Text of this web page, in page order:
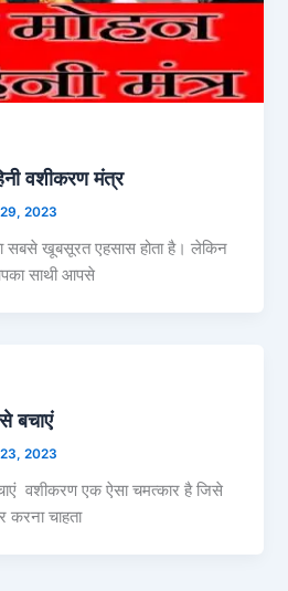
वशीकरण मंत्र
2023
सबसे खूबसूरत एहसास होता है। लेकिन
साथी आपसे
बचाएं
2023
वशीकरण एक ऐसा चमत्कार है जिसे
करना चाहता